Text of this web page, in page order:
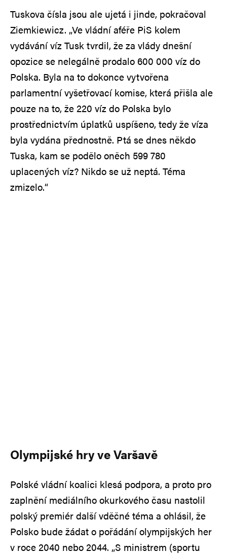
Tuskova čísla jsou ale ujetá i jinde, pokračoval
Ziemkiewicz. „Ve vládní aféře PiS kolem
vydávání víz Tusk tvrdil, že za vlády dnešní
opozice se nelegálně prodalo 600 000 víz do
Polska. Byla na to dokonce vytvořena
parlamentní vyšetřovací komise, která přišla ale
pouze na to, že 220 víz do Polska bylo
prostřednictvím úplatků uspíšeno, tedy že víza
byla vydána přednostně. Ptá se dnes někdo
Tuska, kam se podělo oněch 599 780
uplacených víz? Nikdo se už neptá. Téma
zmizelo.“
Olympijské hry ve Varšavě
Polské vládní koalici klesá podpora, a proto pro
zaplnění mediálního okurkového času nastolil
polský premiér další vděčné téma a ohlásil, že
Polsko bude žádat o pořádání olympijských her
v roce 2040 nebo 2044. „S ministrem (sportu